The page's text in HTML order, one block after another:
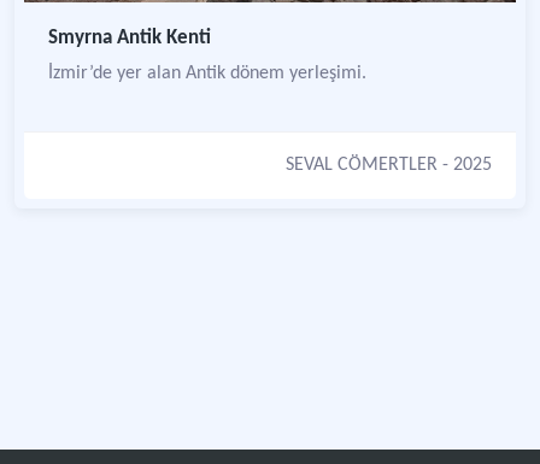
Smyrna Antik Kenti
İzmir’de yer alan Antik dönem yerleşimi.
SEVAL CÖMERTLER - 2025